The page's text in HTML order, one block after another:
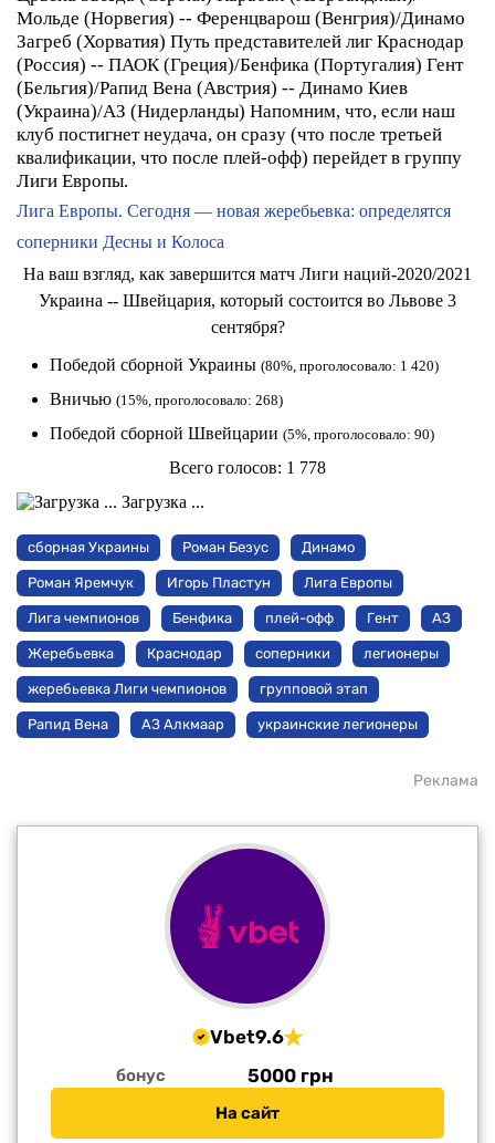
Мольде (Норвегия) -- Ференцварош (Венгрия)/Динамо
Загреб (Хорватия) Путь представителей лиг Краснодар
(Россия) -- ПАОК (Греция)/Бенфика (Португалия) Гент
(Бельгия)/Рапид Вена (Австрия) -- Динамо Киев
(Украина)/АЗ (Нидерланды) Напомним, что, если наш
клуб постигнет неудача, он сразу (что после третьей
квалификации, что после плей-офф) перейдет в группу
Лиги Европы.
Лига Европы. Сегодня — новая жеребьевка: определятся
соперники Десны и Колоса
На ваш взгляд, как завершится матч Лиги наций-2020/2021
Украина -- Швейцария, который состоится во Львове 3
сентября?
Победой сборной Украины (80%, проголосовало: 1 420)
Вничью (15%, проголосовало: 268)
Победой сборной Швейцарии (5%, проголосовало: 90)
Всего голосов: 1 778
Загрузка ...
сборная Украины Роман Безус Динамо
Роман Яремчук Игорь Пластун Лига Европы
Лига чемпионов Бенфика плей-офф Гент АЗ
Жеребьевка Краснодар соперники легионеры
жеребьевка Лиги чемпионов групповой этап
Рапид Вена АЗ Алкмаар украинские легионеры
Реклама
Vbet9.6
бонус 5000 грн
На сайт